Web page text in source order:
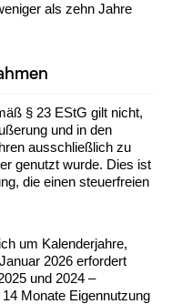
als zehn Jahre
§ 23 EStG gilt nicht,
und in den
ausschließlich zu
genutzt wurde. Dies ist
die einen steuerfreien
um Kalenderjahre,
2026 erfordert
und 2024 –
Monate Eigennutzung